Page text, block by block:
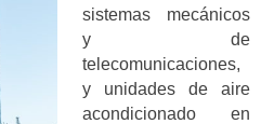
sistemas mecánicos
y de
telecomunicaciones,
y unidades de aire
acondicionado en